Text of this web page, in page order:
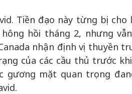
Tiền đạo này từng bị cho
hồi tháng 2, nhưng
nhận định vị thuyền
của các cầu thủ trước
gương mặt quan trọng